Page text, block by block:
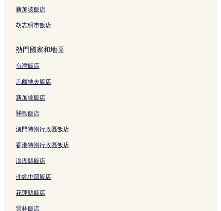
阿索克的設有游泳池的飯店
曼谷 4 星級飯店
曼谷 5 星級飯店
拍耶泰縣 3 星級飯店
阿索克 5 星級飯店
阿索克 4 星級飯店
阿索克 2 星級飯店
阿索克 3 星級飯店
通羅街 5 星級飯店
通羅街 2 星級飯店
新加坡飯店
胡志明市飯店
熱門國家和地區
台灣飯店
馬爾地夫飯店
新加坡飯店
關島飯店
澳門特別行政區飯店
香港特別行政區飯店
澎湖縣飯店
沖繩中部飯店
花蓮縣飯店
雲林飯店